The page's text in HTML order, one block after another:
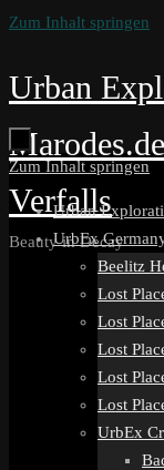
Zum Inhalt springen
Urban
Verfalls
Beauty in Decay
Zum Inhalt springen
Urban
UrbEx
Beelitz
Lost
Lost
Lost
Lost
Lost
UrbEx